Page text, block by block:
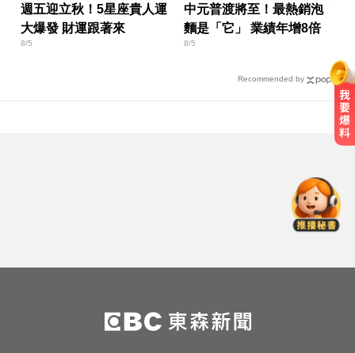
週五迎立秋！5星座貴人運
大爆發 財運跟著來
8/5
中元普渡將至！最熱銷泡
麵是「它」 業績年增8倍
8/5
Recommended by
「折腰倒副駕」亡！
才宣佈停播一週！網紅「肥大叔」
突離世 團隊發聲證實